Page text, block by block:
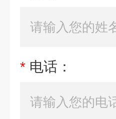
* 电话：